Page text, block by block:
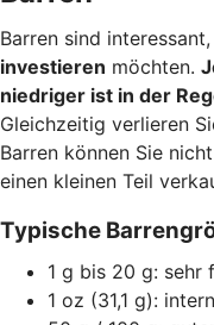
Barren sind
investieren möchten.
niedriger ist in der
Gleichzeitig verlieren
Barren können Sie
einen kleinen Teil
Typische
1 g bis 20 g: sehr
1 oz (31,1 g):